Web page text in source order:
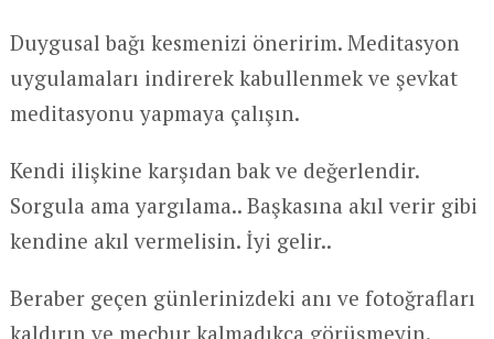
Duygusal bağı kesmenizi öneririm. Meditasyon
uygulamaları indirerek kabullenmek ve şevkat
meditasyonu yapmaya çalışın.
Kendi ilişkine karşıdan bak ve değerlendir.
Sorgula ama yargılama.. Başkasına akıl verir gibi
kendine akıl vermelisin. İyi gelir..
Beraber geçen günlerinizdeki anı ve fotoğrafları
kaldırın ve mecbur kalmadıkça görüşmeyin.